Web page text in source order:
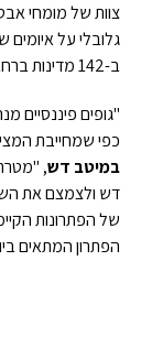
גלובלי על
ב-142 מדינות ברחבי העולם.
"גופים פיננסיים
כפי שמחייבת
במיטב דש,
דש ולצמצם את
הפתרון המתאים